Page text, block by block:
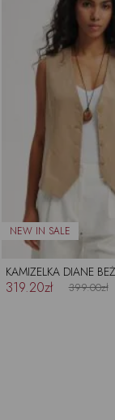
KAMIZELKA DIANE
319.20zł 399.00zł